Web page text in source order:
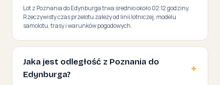
Lot z Poznania do Edynburga trwa średnio około 02:12 godziny.
Rzeczywisty czas przelotu zależy od linii lotniczej, modelu
samolotu, trasy i warunków pogodowych.
Jaka jest odległość z Poznania do
Edynburga?